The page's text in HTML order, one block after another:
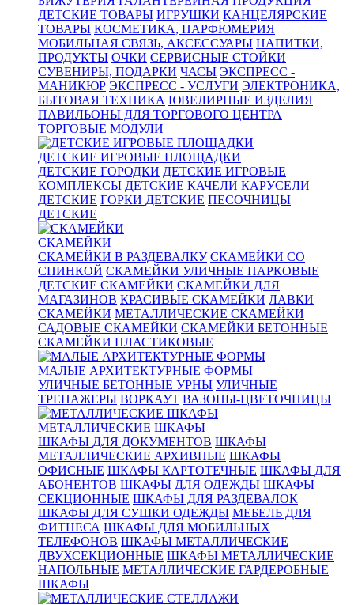
ДЕТСКИЕ ТОВАРЫ ИГРУШКИ КАНЦЕЛЯРСКИЕ
ТОВАРЫ КОСМЕТИКА, ПАРФЮМЕРИЯ
МОБИЛЬНАЯ СВЯЗЬ, АКСЕССУАРЫ НАПИТКИ,
ПРОДУКТЫ ОЧКИ СЕРВИСНЫЕ СТОЙКИ
СУВЕНИРЫ, ПОДАРКИ ЧАСЫ ЭКСПРЕСС -
МАНИКЮР ЭКСПРЕСС - УСЛУГИ ЭЛЕКТРОНИКА,
БЫТОВАЯ ТЕХНИКА ЮВЕЛИРНЫЕ ИЗДЕЛИЯ
ПАВИЛЬОНЫ ДЛЯ ТОРГОВОГО ЦЕНТРА
ТОРГОВЫЕ МОДУЛИ
ДЕТСКИЕ ИГРОВЫЕ ПЛОЩАДКИ
ДЕТСКИЕ ГОРОДКИ ДЕТСКИЕ ИГРОВЫЕ
КОМПЛЕКСЫ ДЕТСКИЕ КАЧЕЛИ КАРУСЕЛИ
ДЕТСКИЕ ГОРКИ ДЕТСКИЕ ПЕСОЧНИЦЫ
ДЕТСКИЕ
СКАМЕЙКИ
СКАМЕЙКИ В РАЗДЕВАЛКУ СКАМЕЙКИ СО
СПИНКОЙ СКАМЕЙКИ УЛИЧНЫЕ ПАРКОВЫЕ
ДЕТСКИЕ СКАМЕЙКИ СКАМЕЙКИ ДЛЯ
МАГАЗИНОВ КРАСИВЫЕ СКАМЕЙКИ ЛАВКИ
СКАМЕЙКИ МЕТАЛЛИЧЕСКИЕ СКАМЕЙКИ
САДОВЫЕ СКАМЕЙКИ СКАМЕЙКИ БЕТОННЫЕ
СКАМЕЙКИ ПЛАСТИКОВЫЕ
МАЛЫЕ АРХИТЕКТУРНЫЕ ФОРМЫ
УЛИЧНЫЕ БЕТОННЫЕ УРНЫ УЛИЧНЫЕ
ТРЕНАЖЕРЫ ВОРКАУТ ВАЗОНЫ-ЦВЕТОЧНИЦЫ
МЕТАЛЛИЧЕСКИЕ ШКАФЫ
ШКАФЫ ДЛЯ ДОКУМЕНТОВ ШКАФЫ
МЕТАЛЛИЧЕСКИЕ АРХИВНЫЕ ШКАФЫ
ОФИСНЫЕ ШКАФЫ КАРТОТЕЧНЫЕ ШКАФЫ ДЛЯ
АБОНЕНТОВ ШКАФЫ ДЛЯ ОДЕЖДЫ ШКАФЫ
СЕКЦИОННЫЕ ШКАФЫ ДЛЯ РАЗДЕВАЛОК
ШКАФЫ ДЛЯ СУШКИ ОДЕЖДЫ МЕБЕЛЬ ДЛЯ
ФИТНЕСА ШКАФЫ ДЛЯ МОБИЛЬНЫХ
ТЕЛЕФОНОВ ШКАФЫ МЕТАЛЛИЧЕСКИЕ
ДВУХСЕКЦИОННЫЕ ШКАФЫ МЕТАЛЛИЧЕСКИЕ
НАПОЛЬНЫЕ МЕТАЛЛИЧЕСКИЕ ГАРДЕРОБНЫЕ
ШКАФЫ